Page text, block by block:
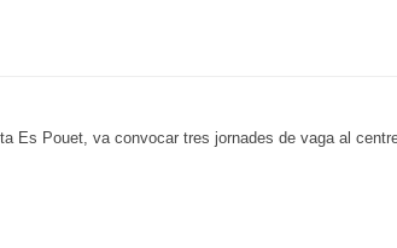
Es Pouet, va convocar tres jornades de vaga al